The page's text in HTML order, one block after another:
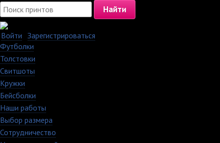
Войти Зарегистрироваться
Футболки
Толстовки
Свитшоты
Кружки
Бейсболки
Наши работы
Выбор размера
Сотрудничество